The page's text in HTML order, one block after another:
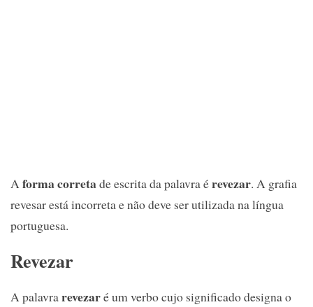
Aforma corretade escrita da palavra érevezar. A grafia
revesar está incorreta e não deve ser utilizada na língua
portuguesa.
Revezar
A palavrarevezaré um verbo cujo significado designa o